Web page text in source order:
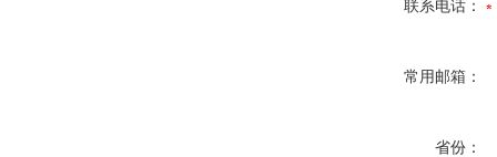
联系电话：
常用邮箱：
省份：